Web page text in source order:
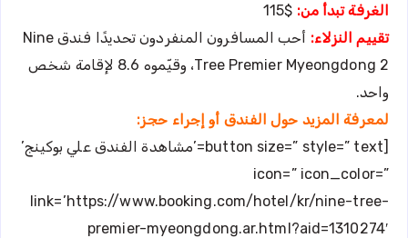
الغرفة تبدأ من: $115
تقييم النزلاء:
أحب المسافرون المنفردون تحديدًا فندق Nine
Tree Premier Myeongdong 2، وقيّموه 8.6 لإقامة شخص
واحد.
لمعرفة المزيد حول الفندق أو إجراء حجز:
[button size=” style=” text=’مشاهدة الفندق علي بوكينج’
icon=” icon_color=”
link=’https://www.booking.com/hotel/kr/nine-tree-
premier-myeongdong.ar.html?aid=1310274′